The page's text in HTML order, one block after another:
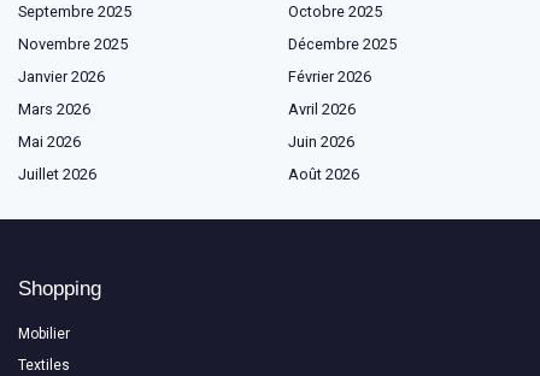
Septembre 2025
Octobre 2025
Novembre 2025
Décembre 2025
Janvier 2026
Février 2026
Mars 2026
Avril 2026
Mai 2026
Juin 2026
Juillet 2026
Août 2026
Shopping
Mobilier
Textiles